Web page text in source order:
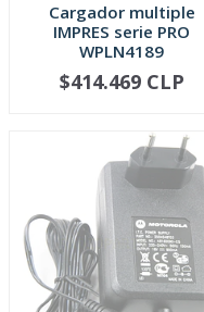
Cargador multiple
IMPRES serie PRO
WPLN4189
AGOTADO
$414.469 CLP